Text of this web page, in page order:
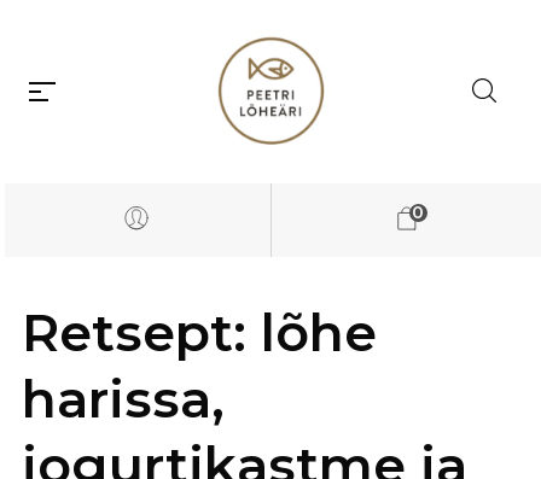
0
Retsept: lõhe
harissa,
jogurtikastme ja